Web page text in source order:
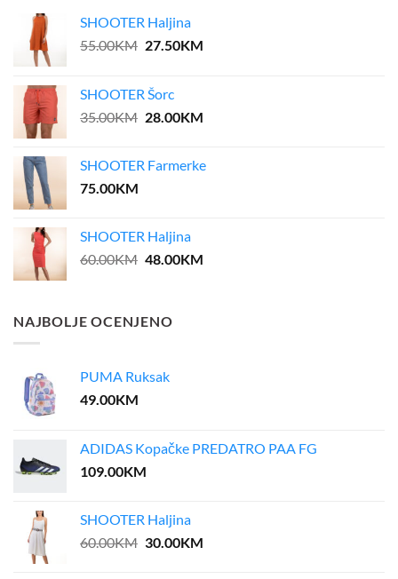
SHOOTER Haljina
55.00KM Original
55.00KM.
27.50KMCurrent
SHOOTER Šorc
35.00KM Original
35.00KM.
28.00KMCurrent
28.00KM.
SHOOTER Farmerke
75.00KM
SHOOTER Haljina
60.00KM Original
60.00KM.
48.00KMCurrent
NAJBOLJE OCENJENO
PUMA Ruksak
49.00KM
ADIDAS Kopačke PREDATRO PAA FG
109.00KM
SHOOTER Haljina
60.00KM Original
30.00KMCurrent